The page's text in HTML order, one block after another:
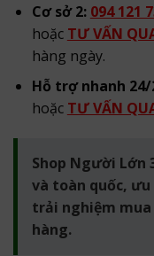
Cơ sở 2: 094 121
hoặc TƯ VẤN
hàng ngày.
Hỗ trợ nhanh 24/
hoặc TƯ VẤN
Shop Người Lớn
và toàn quốc,
trải nghiệm mua
hàng.